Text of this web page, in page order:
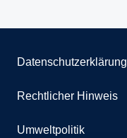
Datenschutzerklärung
Rechtlicher Hinweis
Umweltpolitik